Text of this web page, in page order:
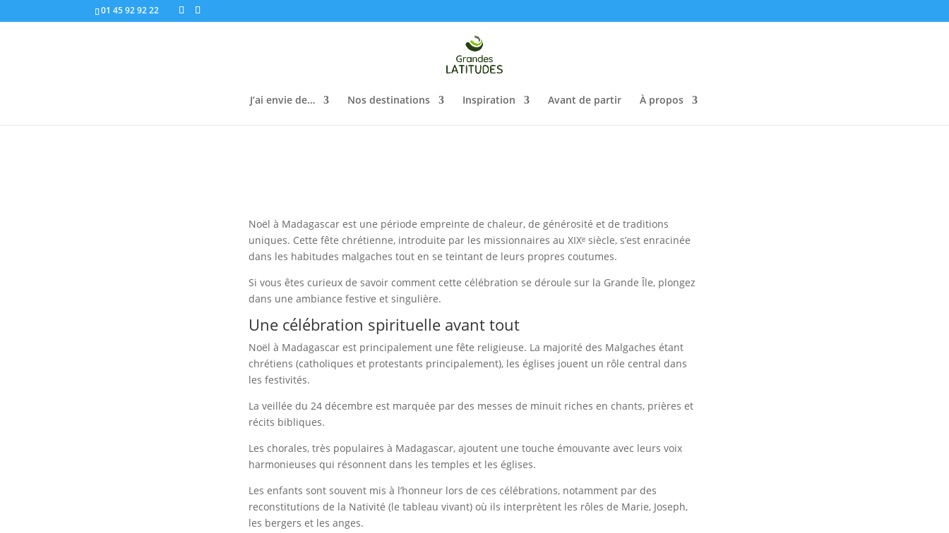
01 45 92 92 22
J’ai envie de… Nos destinations Inspiration Avant de partir À propos
Noël à Madagascar est une période empreinte de chaleur, de générosité et de traditions
uniques. Cette fête chrétienne, introduite par les missionnaires au XIXᵉ siècle, s’est enracinée
dans les habitudes malgaches tout en se teintant de leurs propres coutumes.
Si vous êtes curieux de savoir comment cette célébration se déroule sur la Grande Île, plongez
dans une ambiance festive et singulière.
Une célébration spirituelle avant tout
Noël à Madagascar est principalement une fête religieuse. La majorité des Malgaches étant
chrétiens (catholiques et protestants principalement), les églises jouent un rôle central dans
les festivités.
La veillée du 24 décembre est marquée par des messes de minuit riches en chants, prières et
récits bibliques.
Les chorales, très populaires à Madagascar, ajoutent une touche émouvante avec leurs voix
harmonieuses qui résonnent dans les temples et les églises.
Les enfants sont souvent mis à l’honneur lors de ces célébrations, notamment par des
reconstitutions de la Nativité (le tableau vivant) où ils interprètent les rôles de Marie, Joseph,
les bergers et les anges.